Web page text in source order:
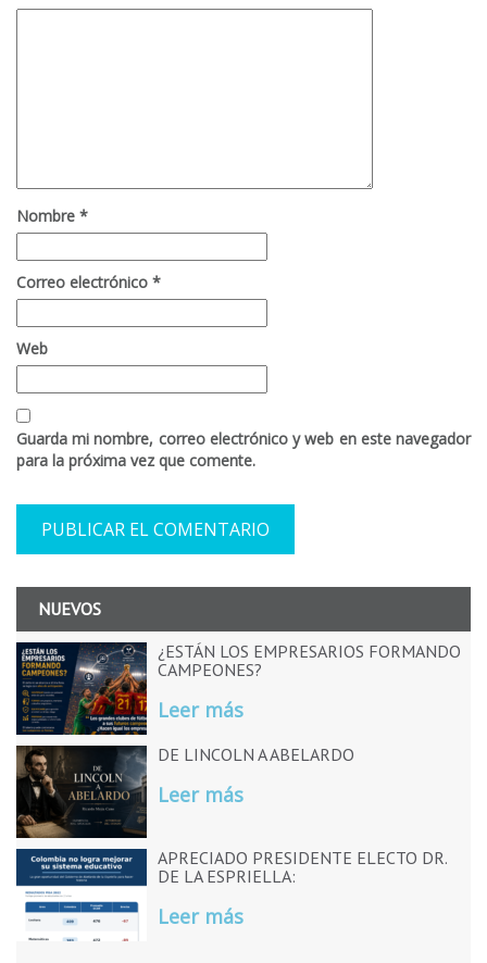
Nombre *
Correo electrónico *
Web
Guarda mi nombre, correo electrónico y web en este navegador
para la próxima vez que comente.
NUEVOS
¿ESTÁN LOS EMPRESARIOS FORMANDO
CAMPEONES?
Leer más
DE LINCOLN A ABELARDO
Leer más
APRECIADO PRESIDENTE ELECTO DR.
DE LA ESPRIELLA:
Leer más